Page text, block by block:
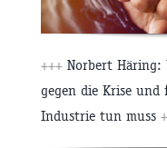
+++ Norbert Häring:
gegen die Krise
Industrie tun muss